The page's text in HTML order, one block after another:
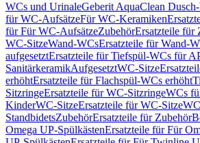
WCs und UrinaleGeberit AquaClean
für WC-AufsätzeFür WC-Keramiken
für Für WC-AufsätzeZubehörErsatzteile für
WC-SitzeWand-WCsErsatzteile für Wand-
aufgesetztErsatzteile für Tiefspül-WCs für
SanitärkeramikAufgesetztWC-Sitze
erhöhtErsatzteile für Flachspül-WCs erhöht
SitzringeErsatzteile für WC-SitzringeWCs
KinderWC-SitzeErsatzteile für WC-Sitze
StandbidetsZubehörErsatzteile für Zubehör
Omega UP-SpülkästenErsatzteile für Für